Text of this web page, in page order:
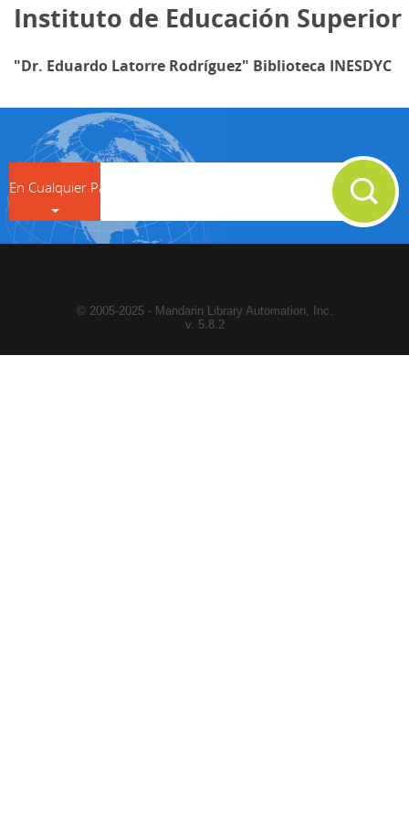
Instituto de Educación
"Dr. Eduardo Latorre Rodríguez" Biblioteca INESDYC
En Cualquier Parte
© 2005-2025 - Mandarin Library Automation, Inc.
v. 5.8.2